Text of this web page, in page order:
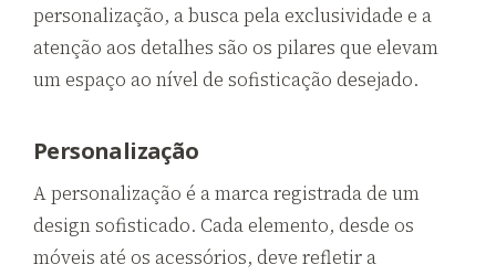
personalização, a busca pela exclusividade e a
atenção aos detalhes são os pilares que elevam
um espaço ao nível de sofisticação desejado.
Personalização
A personalização é a marca registrada de um
design sofisticado. Cada elemento, desde os
móveis até os acessórios, deve refletir a